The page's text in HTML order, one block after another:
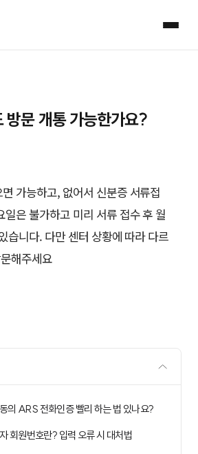
방문 개통 가능한가요?
가능하고, 없어서 신분증 서류접
은 불가하고 미리 서류 접수 후 월
습니다. 다만 센터 상황에 따라 다르
해주세요
의 ARS 전화인증 빨리 하는 법 있나요?
회원번호란? 입력 오류 시 대처법